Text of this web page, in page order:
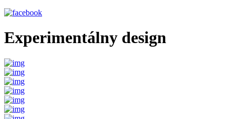
Experimentálny design